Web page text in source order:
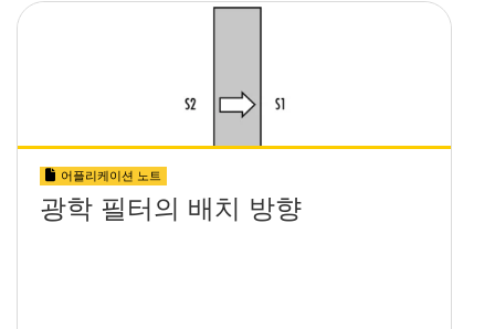
어플리케이션 노트
광학 필터의 배치 방향